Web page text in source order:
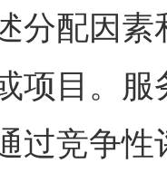
分配因
项目。
过竞争